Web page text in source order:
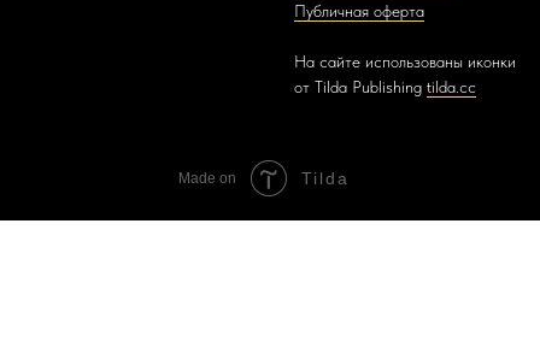
Публичная оферта
На сайте использованы иконки
от Tilda Publishing tilda.cc
Made on Tilda